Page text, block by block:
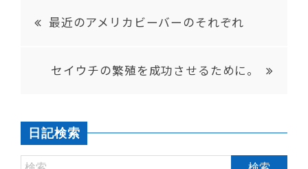
最近のアメリカビーバーのそれぞれ
セイウチの繁殖を成功させるために。
日記検索